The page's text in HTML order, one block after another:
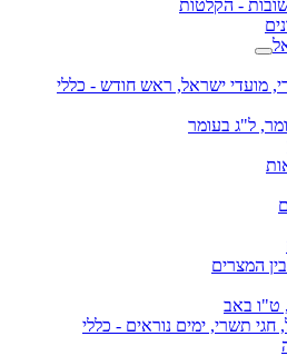
- הקלטות
מועדי ישראל, ראש חודש - כללי
ל"ג בעומר
המצרים
ט"ו באב
חגי תשרי, ימים נוראים - כללי